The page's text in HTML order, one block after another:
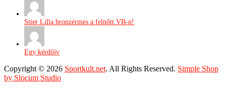
Stier Lilla bronzérmes a felnőtt VB-n!
Egy kérdőív
Copyright © 2026 Sportkult.net. All Rights Reserved. Simple Shop
by Slocum Studio